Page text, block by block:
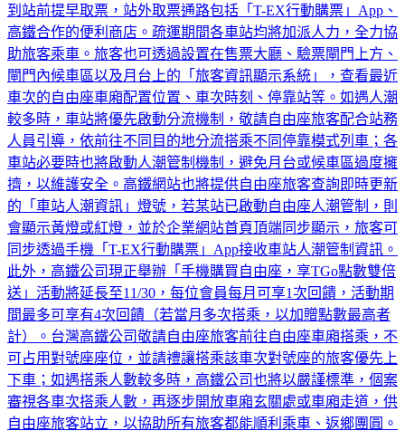
高鐵合作的便利商店。疏運期間各車站均將加派人力，全力協
助旅客乘車。旅客也可透過設置在售票大廳、驗票閘門上方、
閘門內候車區以及月台上的「旅客資訊顯示系統」，查看最近
車次的自由座車廂配置位置、車次時刻、停靠站等。如遇人潮
較多時，車站將優先啟動分流機制，敬請自由座旅客配合站務
人員引導，依前往不同目的地分流搭乘不同停靠模式列車；各
車站必要時也將啟動人潮管制機制，避免月台或候車區過度擁
擠，以維護安全。高鐵網站也將提供自由座旅客查詢即時更新
的「車站人潮資訊」燈號，若某站已啟動自由座人潮管制，則
會顯示黃燈或紅燈，並於企業網站首頁頂端同步顯示，旅客可
同步透過手機「T-EX行動購票」App接收車站人潮管制資訊。
此外，高鐵公司現正舉辦「手機購買自由座，享TGo點數雙倍
送」活動將延長至11/30，每位會員每月可享1次回饋，活動期
間最多可享有4次回饋（若當月多次搭乘，以加贈點數最高者
計）。台灣高鐵公司敬請自由座旅客前往自由座車廂搭乘，不
可占用對號座座位，並請禮讓搭乘該車次對號座的旅客優先上
下車；如遇搭乘人數較多時，高鐵公司也將以嚴謹標準，個案
審視各車次搭乘人數，再逐步開放車廂玄關處或車廂走道，供
自由座旅客站立，以協助所有旅客都能順利乘車、返鄉團圓。
列車長也將加強巡視車廂，維持乘車秩序，旅客若發現座位遭